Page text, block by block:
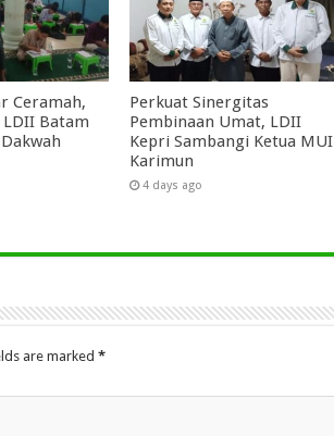
Ceramah,
Batam
Perkuat Sinergitas
Pembinaan Umat, LDII
Kepri Sambangi Ketua MUI
Karimun
4 days ago
are marked *